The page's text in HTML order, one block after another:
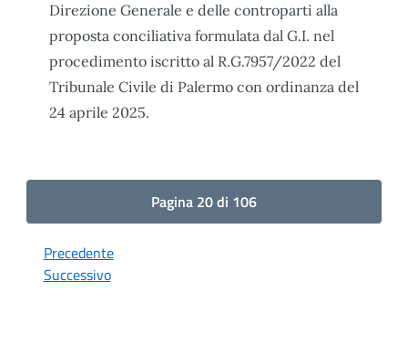
Direzione Generale e delle controparti alla
proposta conciliativa formulata dal G.I. nel
procedimento iscritto al R.G.7957/2022 del
Tribunale Civile di Palermo con ordinanza del
24 aprile 2025.
Pagina 20 di 106
Precedente
Successivo